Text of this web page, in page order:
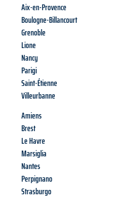
Aix-en-Provence
Boulogne-Billancourt
Grenoble
Lione
Nancy
Parigi
Saint-Étienne
Villeurbanne
Amiens
Brest
Le Havre
Marsiglia
Nantes
Perpignano
Strasburgo